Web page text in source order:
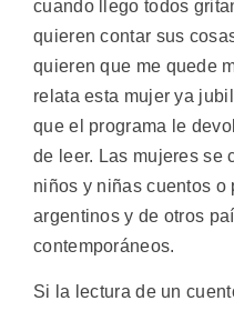
cuando llego todos
quieren contar sus
quieren que me quede
relata esta mujer ya
que el programa le
de leer. Las mujeres se
niños y niñas cuentos o
argentinos y de otros
contemporáneos.
Si la lectura de un